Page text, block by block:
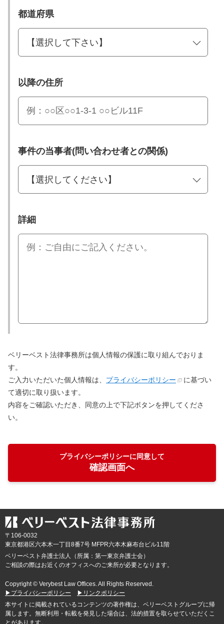
都道府県
以降の住所
事件の当事者(問い合わせ者との関係)
詳細
ベリーベスト法律事務所は個人情報の保護に取り組んでおりま
す。
ご入力いただいた個人情報は、 プライバシーポリシー
に基づい
て適切に取り扱います。
内容をご確認いただき、同意の上で下記ボタンを押してくださ
い。
プライバシーポリシーに同意して
確認画面へ
〒106-0032
東京都港区六本木一丁目8番7号 MFPR六本木麻布台ビル11階
ベリーベスト弁護士法人（所属：第一東京弁護士会）
ご相談の際はお近くのオフィスへのご来所が必要となります。
Copyright © Verybest Law Offices. All Rights Reserved.
▶プライバシーポリシー
▶リンクポリシー
本サイトに掲載されているコンテンツの著作権は、ベリーベストグループに帰
属します。無断利用・転載を発見した場合は、法的措置を取らせていただくこ
とがあります。